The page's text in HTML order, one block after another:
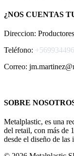
¿NOS CUENTAS
Direccion:
Teléfono:
Correo:
SOBRE
Metalplastic, es una
del retail, con más de
desde el diseño de las